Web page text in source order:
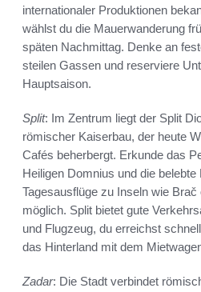
internationaler Produktionen
wählst du die Mauerwanderung
späten Nachmittag. Denke an
steilen Gassen und reserviere
Hauptsaison.
Split: Im Zentrum liegt der Split
römischer Kaiserbau, der heute
Cafés beherbergt. Erkunde das
Heiligen Domnius und die
Tagesausflüge zu Inseln wie
möglich. Split bietet gute
und Flugzeug, du erreichst
das Hinterland mit dem
Zadar: Die Stadt verbindet